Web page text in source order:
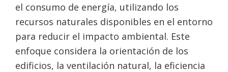
el consumo de energía, utilizando los
recursos naturales disponibles en el entorno
para reducir el impacto ambiental. Este
enfoque considera la orientación de los
edificios, la ventilación natural, la eficiencia